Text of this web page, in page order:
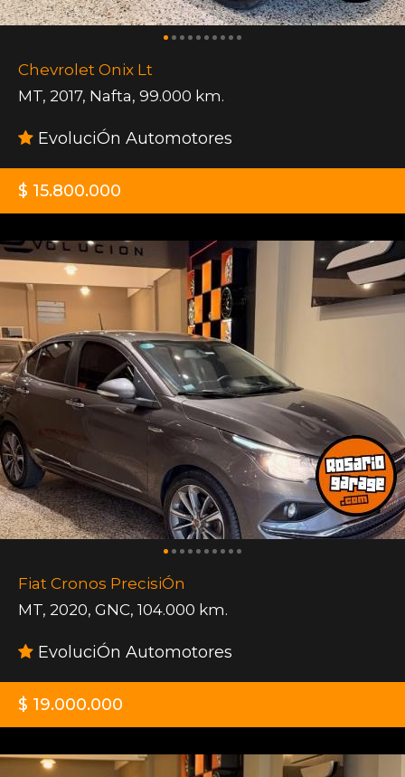
Chevrolet Onix Lt
MT, 2017, Nafta, 99.000 km.
EvoluciÓn Automotores
$ 15.800.000
Fiat Cronos PrecisiÓn
MT, 2020, GNC, 104.000 km.
EvoluciÓn Automotores
$ 19.000.000